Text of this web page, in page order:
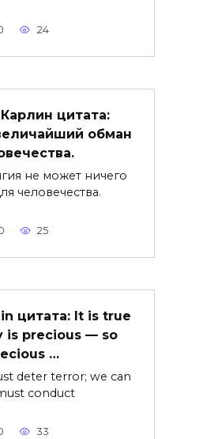
24
цитата:
обман
не может ничего
человечества.
25
цитата: It is true
is precious — so
…
deter terror; we can
conduct
33